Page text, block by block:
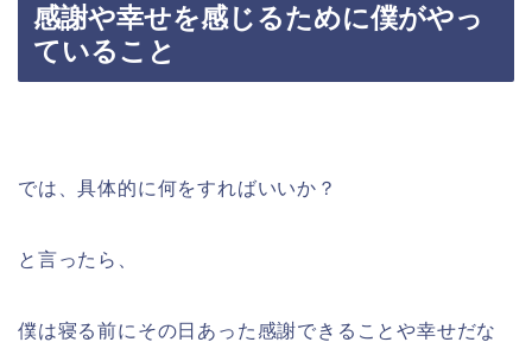
感謝や幸せを感じるために僕がやっ
ていること
では、具体的に何をすればいいか？
と言ったら、
僕は寝る前にその日あった感謝できることや幸せだな